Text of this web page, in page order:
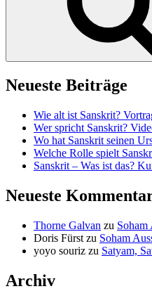
Neueste Beiträge
Wie alt ist Sanskrit?
Wer spricht Sanskrit?
Wo hat Sanskrit seinen
Welche Rolle spielt
Sanskrit – Was ist das?
Neueste
Thorne Galvan zu Soham
Doris Fürst zu Soham
yoyo souriz zu Satyam,
Archiv